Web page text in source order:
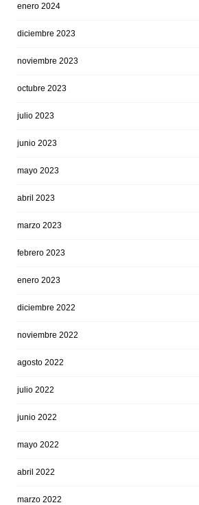
enero 2024
diciembre 2023
noviembre 2023
octubre 2023
julio 2023
junio 2023
mayo 2023
abril 2023
marzo 2023
febrero 2023
enero 2023
diciembre 2022
noviembre 2022
agosto 2022
julio 2022
junio 2022
mayo 2022
abril 2022
marzo 2022